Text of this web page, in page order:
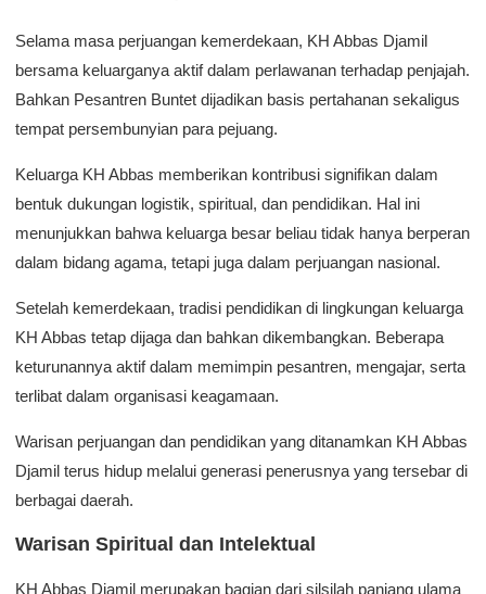
Selama masa perjuangan kemerdekaan, KH Abbas Djamil
bersama keluarganya aktif dalam perlawanan terhadap penjajah.
Bahkan Pesantren Buntet dijadikan basis pertahanan sekaligus
tempat persembunyian para pejuang.
Keluarga KH Abbas memberikan kontribusi signifikan dalam
bentuk dukungan logistik, spiritual, dan pendidikan. Hal ini
menunjukkan bahwa keluarga besar beliau tidak hanya berperan
dalam bidang agama, tetapi juga dalam perjuangan nasional.
Setelah kemerdekaan, tradisi pendidikan di lingkungan keluarga
KH Abbas tetap dijaga dan bahkan dikembangkan. Beberapa
keturunannya aktif dalam memimpin pesantren, mengajar, serta
terlibat dalam organisasi keagamaan.
Warisan perjuangan dan pendidikan yang ditanamkan KH Abbas
Djamil terus hidup melalui generasi penerusnya yang tersebar di
berbagai daerah.
Warisan Spiritual dan Intelektual
KH Abbas Djamil merupakan bagian dari silsilah panjang ulama